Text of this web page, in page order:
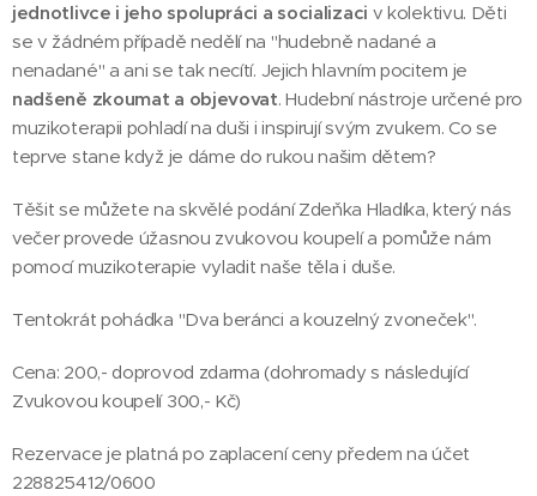
jednotlivce i jeho spolupráci a socializaci v kolektivu. Děti
se v žádném případě nedělí na "hudebně nadané a
nenadané" a ani se tak necítí. Jejich hlavním pocitem je
nadšeně zkoumat a objevovat. Hudební nástroje určené pro
muzikoterapii pohladí na duši i inspirují svým zvukem. Co se
teprve stane když je dáme do rukou našim dětem?
Těšit se můžete na skvělé podání Zdeňka Hladíka, který nás
večer provede úžasnou zvukovou koupelí a pomůže nám
pomocí muzikoterapie vyladit naše těla i duše.
Tentokrát pohádka "Dva beránci a kouzelný zvoneček".
Cena: 200,- doprovod zdarma (dohromady s následující
Zvukovou koupelí 300,- Kč)
Rezervace je platná po zaplacení ceny předem na účet
228825412/0600